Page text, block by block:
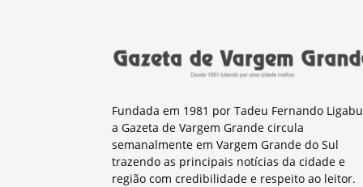
Fundada em 1981 por Tadeu Fernando
a Gazeta de Vargem Grande circula
semanalmente em Vargem Grande do Sul
trazendo as principais notícias da cidade e
região com credibilidade e respeito ao leitor.